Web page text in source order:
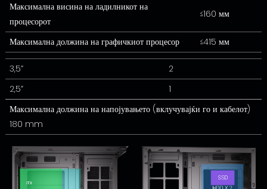
Максимална висина на ладилникот на
процесорот
≤160 мм
Максимална должина на графичкиот процесор ≤415 мм
3,5”
2
2,5”
1
Максимална должина на напојувањето (вклучувајќи го и кабелот)
180 mm